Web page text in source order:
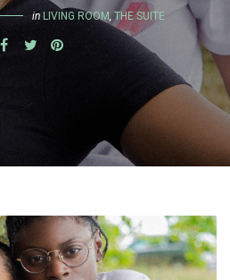
in LIVING ROOM, THE SUITE